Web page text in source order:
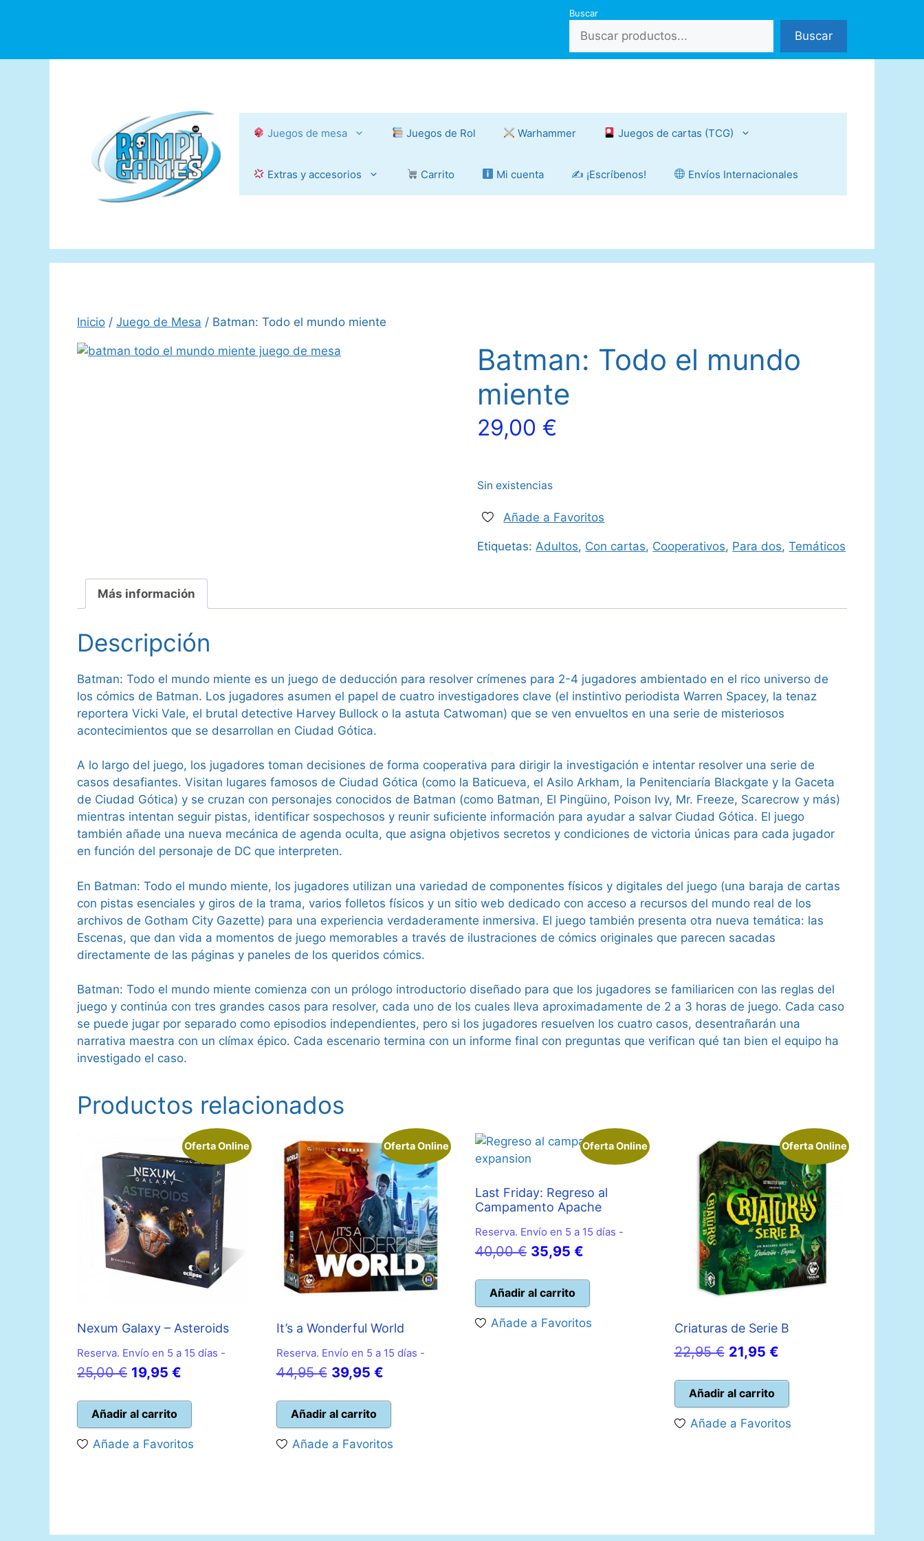
Buscar
Buscar
Juegos de mesa Juegos de Rol Warhammer Juegos de cartas (TCG)
Extras y accesorios Carrito Mi cuenta ✍️ ¡Escríbenos! Envíos Internacionales
Inicio / Juego de Mesa / Batman: Todo el mundo miente
Batman: Todo el mundo
miente
29,00 €
Sin existencias
Añade a Favoritos
Etiquetas:Adultos, Con cartas, Cooperativos, Para dos,Temáticos
Más información
Descripción
Batman: Todo el mundo miente es un juego de deducción para resolver crímenes para 2-4 jugadores ambientado en el rico universo de
los cómics de Batman. Los jugadores asumen el papel de cuatro investigadores clave (el instintivo periodista Warren Spacey, la tenaz
reportera Vicki Vale, el brutal detective Harvey Bullock o la astuta Catwoman) que se ven envueltos en una serie de misteriosos
acontecimientos que se desarrollan en Ciudad Gótica.
A lo largo del juego, los jugadores toman decisiones de forma cooperativa para dirigir la investigación e intentar resolver una serie de
casos desafiantes. Visitan lugares famosos de Ciudad Gótica (como la Baticueva, el Asilo Arkham, la Penitenciaría Blackgate y la Gaceta
de Ciudad Gótica) y se cruzan con personajes conocidos de Batman (como Batman, El Pingüino, Poison Ivy, Mr. Freeze, Scarecrow y más)
mientras intentan seguir pistas, identificar sospechosos y reunir suficiente información para ayudar a salvar Ciudad Gótica. El juego
también añade una nueva mecánica de agenda oculta, que asigna objetivos secretos y condiciones de victoria únicas para cada jugador
en función del personaje de DC que interpreten.
En Batman: Todo el mundo miente, los jugadores utilizan una variedad de componentes físicos y digitales del juego (una baraja de cartas
con pistas esenciales y giros de la trama, varios folletos físicos y un sitio web dedicado con acceso a recursos del mundo real de los
archivos de Gotham City Gazette) para una experiencia verdaderamente inmersiva. El juego también presenta otra nueva temática: las
Escenas, que dan vida a momentos de juego memorables a través de ilustraciones de cómics originales que parecen sacadas
directamente de las páginas y paneles de los queridos cómics.
Batman: Todo el mundo miente comienza con un prólogo introductorio diseñado para que los jugadores se familiaricen con las reglas del
juego y continúa con tres grandes casos para resolver, cada uno de los cuales lleva aproximadamente de 2 a 3 horas de juego. Cada caso
se puede jugar por separado como episodios independientes, pero si los jugadores resuelven los cuatro casos, desentrañarán una
narrativa maestra con un clímax épico. Cada escenario termina con un informe final con preguntas que verifican qué tan bien el equipo ha
investigado el caso.
Productos relacionados
Oferta Online
Nexum Galaxy – Asteroids
Reserva. Envío en 5 a 15 días -
25,00€ El
original
era:
25,00 €.
19,95 €
es:
19,95 €.
Añadir al carrito
Añade a Favoritos
Oferta Online
It’s a Wonderful World
Reserva. Envío en 5 a 15 días -
44,95€ El
original
era:
44,95 €.
39,95 €El
es:
39,95 €.
Añadir al carrito
Añade a Favoritos
Oferta Online
Last Friday: Regreso al
Campamento Apache
Reserva. Envío en 5 a 15 días -
40,00€ El
original
era:
40,00 €.
35,95 €
es:
35,95 €.
Añadir al carrito
Añade a Favoritos
Oferta Online
Criaturas de Serie B
22,95€ El
original
era:
22,95 €.
21,95 €El
es:
21,95 €.
Añadir al carrito
Añade a Favoritos